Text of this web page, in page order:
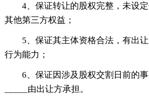
4、保证转让的股权完整，未设
其他第三方权益；
5、保证其主体资格合法，有出
行为能力；
6、保证因涉及股权交割日前的
_____由出让方承担。